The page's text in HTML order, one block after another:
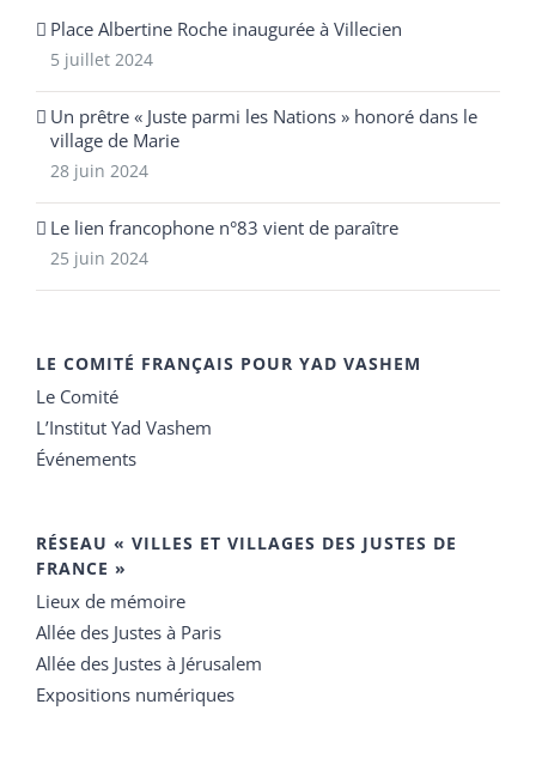
Place Albertine Roche inaugurée à Villecien
5 juillet 2024
Un prêtre « Juste parmi les Nations » honoré dans le
village de Marie
28 juin 2024
Le lien francophone n°83 vient de paraître
25 juin 2024
LE COMITÉ FRANÇAIS POUR YAD VASHEM
Le Comité
L’Institut Yad Vashem
Événements
RÉSEAU « VILLES ET VILLAGES DES JUSTES DE
FRANCE »
Lieux de mémoire
Allée des Justes à Paris
Allée des Justes à Jérusalem
Expositions numériques